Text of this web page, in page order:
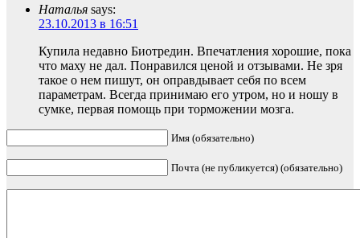
Наталья says:
23.10.2013 в 16:51
Купила недавно Биотредин. Впечатления хорошие, пока
что маху не дал. Понравился ценой и отзывами. Не зря
такое о нем пишут, он оправдывает себя по всем
параметрам. Всегда принимаю его утром, но и ношу в
сумке, первая помощь при торможении мозга.
Имя (обязательно)
Почта (не публикуется) (обязательно)